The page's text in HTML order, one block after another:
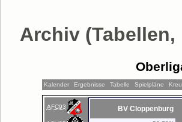
Archiv
Kalender Ergebnisse Tabelle Spielpläne
AFC93 BV Cloppenburg